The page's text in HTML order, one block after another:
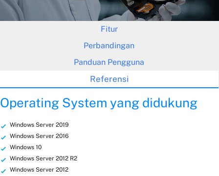
Fitur
Perbandingan
Panduan Pengguna
Referensi
Operating System yang didukung
Windows Server 2019
Windows Server 2016
Windows 10
Windows Server 2012 R2
Windows Server 2012